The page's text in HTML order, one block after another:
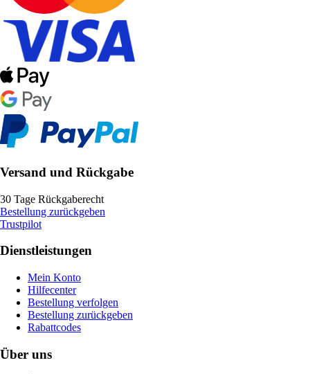
Versand und Rückgabe
30 Tage Rückgaberecht
Bestellung zurückgeben
Trustpilot
Dienstleistungen
Mein Konto
Hilfecenter
Bestellung verfolgen
Bestellung zurückgeben
Rabattcodes
Über uns